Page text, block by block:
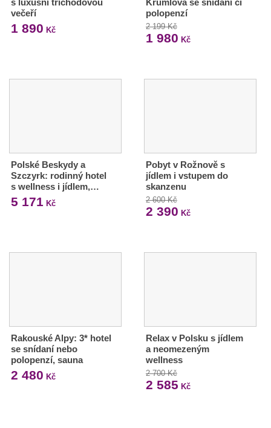
s luxusní tříchodovou
večeří
1 890 Kč
Krumlova se snídaní či
polopenzí
2 199 Kč
1 980 Kč
Polské Beskydy a
Szczyrk: rodinný hotel
s wellness i jídlem,…
5 171 Kč
Pobyt v Rožnově s
jídlem i vstupem do
skanzenu
2 600 Kč
2 390 Kč
Rakouské Alpy: 3* hotel
se snídaní nebo
polopenzí, sauna
2 480 Kč
Relax v Polsku s jídlem
a neomezeným
wellness
2 700 Kč
2 585 Kč